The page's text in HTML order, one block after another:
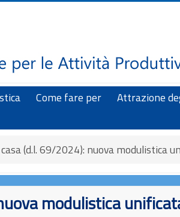
Come fare per Attrazione
(d.l. 69/2024): nuova modulistica
modulistica